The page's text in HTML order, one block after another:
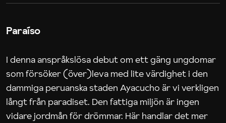
Paraíso
I denna anspråkslösa debut om ett gäng ungdomar
som försöker (över)leva med lite värdighet i den
dammiga peruanska staden Ayacucho är vi verkligen
långt från paradiset. Den fattiga miljön är ingen
vidare jordmån för drömmar. Här handlar det mer